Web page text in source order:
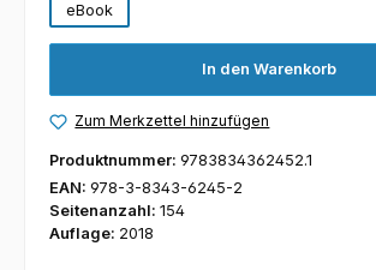
eBook
In den Warenkorb
Zum Merkzettel hinzufügen
Produktnummer: 9783834362452.1
EAN: 978-3-8343-6245-2
Seitenanzahl: 154
Auflage: 2018